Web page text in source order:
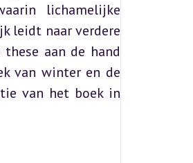
lichamelijke
leidt naar verdere
aan de hand
van winter en de
van het boek in